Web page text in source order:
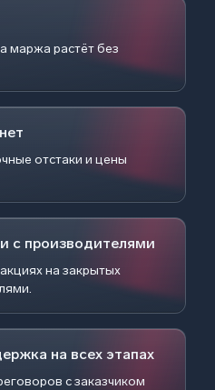
маржа растёт без
отстаки и цены
с производителями
на закрытых
на всех этапах
с заказчиком